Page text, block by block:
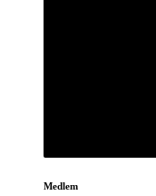
Medlem